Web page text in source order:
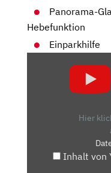
Panorama-
Hebefunktion
Einparkhilfe
DAUERTEST-Hier
Inhalt von